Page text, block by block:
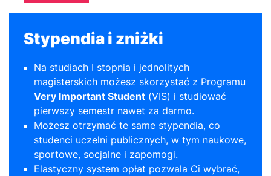
Stypendia i zniżki
Na studiach I stopnia i jednolitych
magisterskich możesz skorzystać z Programu
Very Important Student (VIS) i studiować
pierwszy semestr nawet za darmo.
Możesz otrzymać te same stypendia, co
studenci uczelni publicznych, w tym naukowe,
sportowe, socjalne i zapomogi.
Elastyczny system opłat pozwala Ci wybrać,